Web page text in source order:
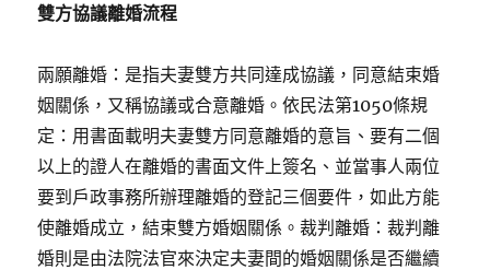
雙方協議離婚流程
兩願離婚：是指夫妻雙方共同達成協議，同意結束婚
姻關係，又稱協議或合意離婚。依民法第1050條規
定：用書面載明夫妻雙方同意離婚的意旨、要有二個
以上的證人在離婚的書面文件上簽名、並當事人兩位
要到戶政事務所辦理離婚的登記三個要件，如此方能
使離婚成立，結束雙方婚姻關係。裁判離婚：裁判離
婚則是由法院法官來決定夫妻間的婚姻關係是否繼續